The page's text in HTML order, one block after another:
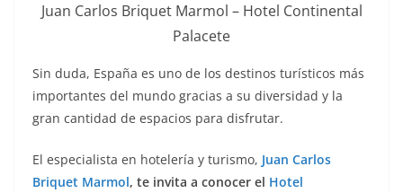
Juan Carlos Briquet Marmol – Hotel Continental
Palacete
Sin duda, España es uno de los destinos turísticos más
importantes del mundo gracias a su diversidad y la
gran cantidad de espacios para disfrutar.
El especialista en hotelería y turismo, Juan Carlos
Briquet Marmol, te invita a conocer el Hotel